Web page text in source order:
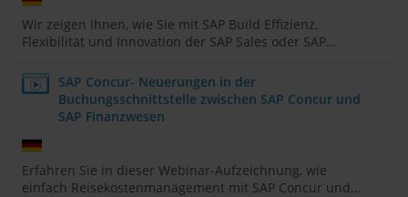
Wir zeigen Ihnen, wie Sie mit SAP Build Effizienz,
Flexibilität und Innovation der SAP Sales oder SAP...
SAP Concur- Neuerungen in der
Buchungsschnittstelle zwischen SAP Concur und
SAP Finanzwesen
Erfahren Sie in dieser Webinar-Aufzeichnung, wie
einfach Reisekostenmanagement mit SAP Concur und...